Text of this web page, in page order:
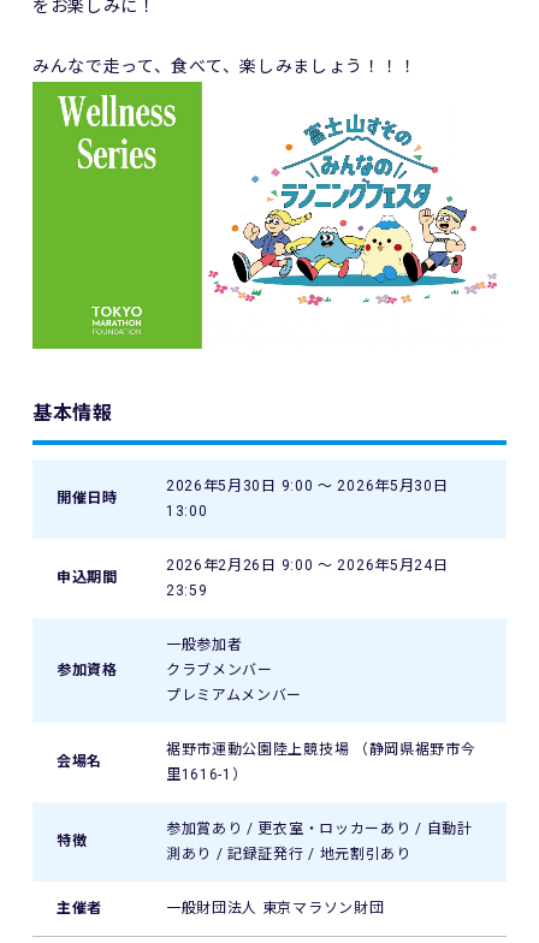
をお楽しみに！
みんなで走って、食べて、楽しみましょう！！！
基本情報
開催日時
2026年5月30日 9:00 〜 2026年5月30日
13:00
申込期間
2026年2月26日 9:00 〜 2026年5月24日
23:59
参加資格
一般参加者
クラブメンバー
プレミアムメンバー
会場名
裾野市運動公園陸上競技場 （静岡県裾野市今
里1616-1）
特徴
参加賞あり / 更衣室・ロッカーあり / 自動計
測あり / 記録証発行 / 地元割引あり
主催者 一般財団法人 東京マラソン財団